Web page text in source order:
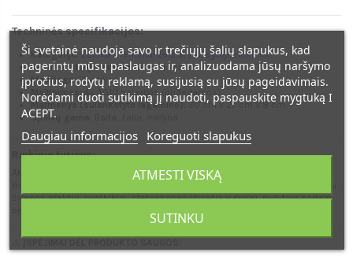
Techninės specifikacijos:
Kategorija: Žaislai / Teminiai žaislai / Gydytojo rinkiniai
Rekomenduojamas amžius:3+ metai.
Medžiaga:Plastikas.
Maitinimas: 4x AG10 baterijos (pridedamos).
Matmenys (sulankstyto lagamino): 30 cm x 27 cm x 8 cm.
Spalvų gama:
Rinkinio turinys:
Akiniai, pulsometras, 2x tabletės, 2x buteliukai vaistams, vaistų dėžutė,
matuoklis, gipsas, vaistų buteliukas, švirkštas, pincetas, termometras (su
šviesos efektu), purškiklis, stetoskopas (šviečia ir groja), gydytojo kortelė
Ši svetainė naudoja savo ir trečiųjų šalių slapukus, kad
pagerintų mūsų paslaugas ir, analizuodama jūsų naršymo
įpročius, rodytų reklamą, susijusią su jūsų pageidavimais.
Norėdami duoti sutikimą jį naudoti, paspauskite mygtuką I
ACEPT.
Daugiau informacijos Koreguoti slapukus
ATMESTI VISKĄ
SUTINKU